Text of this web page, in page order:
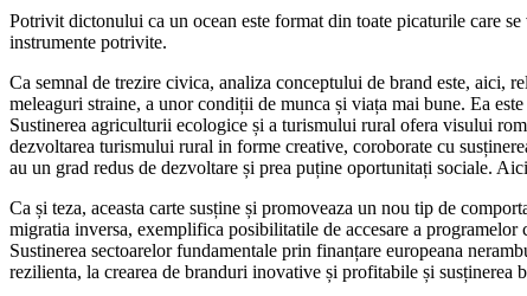
Potrivit dictonului ca un ocean este format din toate picaturile care
instrumente potrivite.
Ca semnal de trezire civica, analiza conceptului de brand este, aici,
meleaguri straine, a unor condiții de munca și viața mai bune. Ea
Sustinerea agriculturii ecologice și a turismului rural ofera visului
dezvoltarea turismului rural in forme creative, coroborate cu
au un grad redus de dezvoltare și prea puține oportunitați sociale.
Ca și teza, aceasta carte susține și promoveaza un nou tip de
migratia inversa, exemplifica posibilitatile de accesare a
Sustinerea sectoarelor fundamentale prin finanțare europeana
rezilienta, la crearea de branduri inovative și profitabile și susținerea